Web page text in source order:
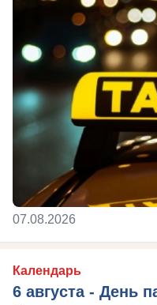
07.08.2026
Календарь
6 августа - День